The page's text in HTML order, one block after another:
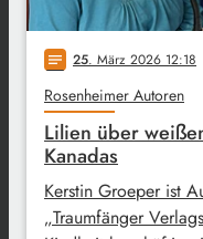
notes 25. März 2026 12:18
Rosenheimer Autoren
Lilien über
Kanadas
Kerstin Groeper ist
„Traumfänger